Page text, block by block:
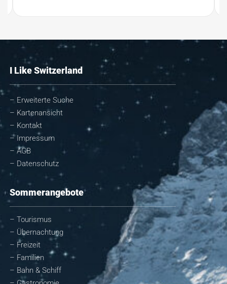
I Like Switzerland
– Erweiterte Suche
– Kartenansicht
– Kontakt
– Impressum
– AGB
– Datenschutz
Sommerangebote
– Tourismus
– Übernachtung
– Freizeit
– Familien
– Bahn & Schiff